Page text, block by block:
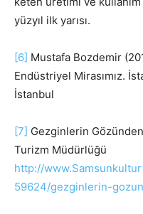
yüzyıl ilk yarısı.
[6] Mustafa Bozdemir
Endüstriyel Mirasımız.
İstanbul
[7] Gezginlerin
Turizm Müdürlüğü
http://
59624/gezginlerin-